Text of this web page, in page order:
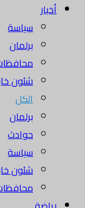
أخبار
سياسة
برلمان
شئون
الكل
برلمان
حوادث
سياسة
شئون